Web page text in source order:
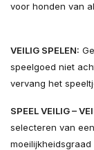
voor honden van
VEILIG SPELEN:
speelgoed niet
vervang het
SPEEL VEILIG –
selecteren van